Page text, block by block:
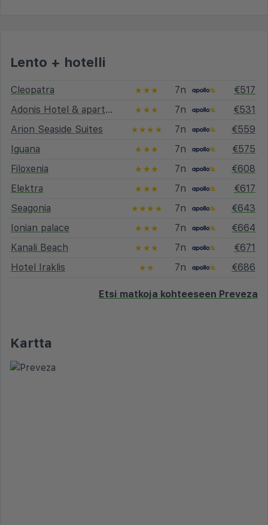
Lento + hotelli
Cleopatra ★★★ 7n
€517
Adonis Hotel & apartments
★★★ 7n
€531
Arion Seaside Suites
★★★★ 7n
€559
Iguana
★★★ 7n
€575
Filoxenia
★★★ 7n
€608
Elektra
★★★ 7n
€617
Seagonia
★★★★ 7n
€643
Ionian palace
★★★ 7n
€664
Kanali Beach
★★★ 7n
€671
Hotel Iraklis
★★ 7n €686
Etsi matkoja kohteeseen Preveza
Kartta